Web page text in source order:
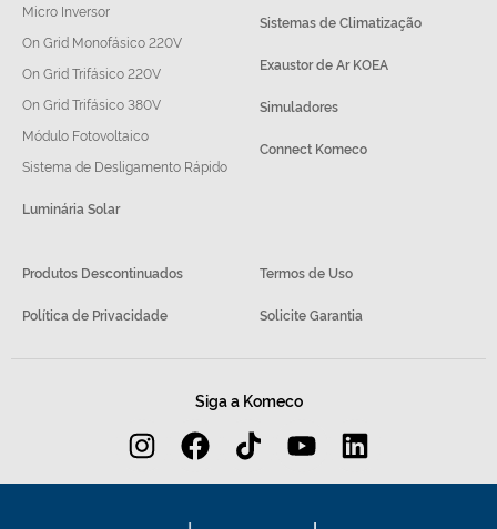
Micro Inversor
On Grid Monofásico 220V
On Grid Trifásico 220V
On Grid Trifásico 380V
Módulo Fotovoltaico
Sistema de Desligamento Rápido
Luminária Solar
Sistemas de Climatização
Exaustor de Ar KOEA
Simuladores
Connect Komeco
Produtos Descontinuados Termos de Uso
Política de Privacidade Solicite Garantia
Siga a Komeco